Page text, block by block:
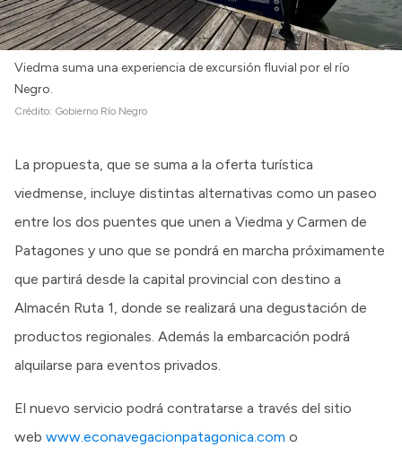
Viedma suma una experiencia de excursión fluvial por el río
Negro.
Crédito: Gobierno Río Negro
La propuesta, que se suma a la oferta turística
viedmense, incluye distintas alternativas como un paseo
entre los dos puentes que unen a Viedma y Carmen de
Patagones y uno que se pondrá en marcha próximamente
que partirá desde la capital provincial con destino a
Almacén Ruta 1, donde se realizará una degustación de
productos regionales. Además la embarcación podrá
alquilarse para eventos privados.
El nuevo servicio podrá contratarse a través del sitio
web www.econavegacionpatagonica.com o